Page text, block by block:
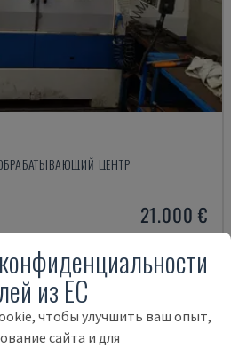
ЦЕНТР
21.000 €
из ЕС
чтобы улучшить ваш опыт,
сайта и для